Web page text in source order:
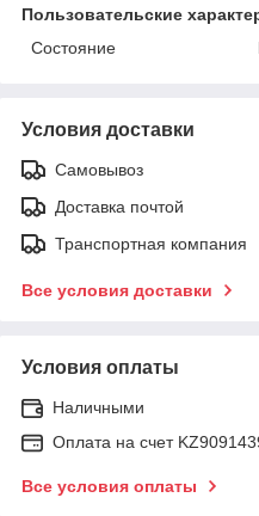
Пользовательские
Состояние
Условия доставки
Самовывоз
Доставка почтой
Транспортная компания
Все условия доставки
Условия оплаты
Наличными
Оплата на счет
Все условия оплаты